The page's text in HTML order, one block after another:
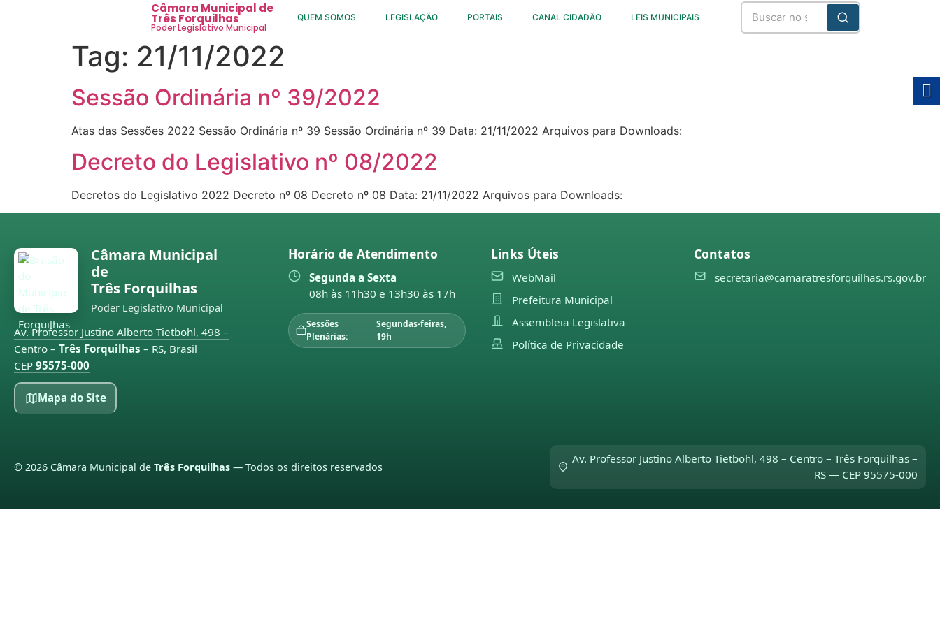
Câmara Municipal de
Três Forquilhas
Poder Legislativo Municipal
QUEM SOMOS LEGISLAÇÃO PORTAIS CANAL CIDADÃO LEIS MUNICIPAIS
Tag: 21/11/2022
Sessão Ordinária nº 39/2022
Atas das Sessões 2022 Sessão Ordinária nº 39 Sessão Ordinária nº 39 Data: 21/11/2022 Arquivos para Downloads:
Decreto do Legislativo nº 08/2022
Decretos do Legislativo 2022 Decreto nº 08 Decreto nº 08 Data: 21/11/2022 Arquivos para Downloads:
Câmara Municipal
de
Três Forquilhas
Poder Legislativo Municipal
Av. Professor Justino Alberto Tietbohl, 498 –
Centro – Três Forquilhas – RS, Brasil
CEP 95575-000
Mapa do Site
Horário de Atendimento
Segunda a Sexta
08h às 11h30 e 13h30 às 17h
Sessões
Plenárias:
Segundas-feiras,
19h
Links Úteis
WebMail
Prefeitura Municipal
Assembleia Legislativa
Política de Privacidade
Contatos
secretaria@camaratresforquilhas.rs.gov.br
© 2026 Câmara Municipal de Três Forquilhas — Todos os direitos reservados
Av. Professor Justino Alberto Tietbohl, 498 – Centro – Três Forquilhas –
RS — CEP 95575-000